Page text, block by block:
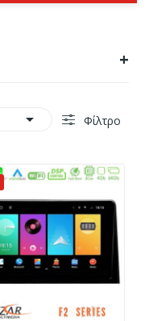
+
 Φίλτρο